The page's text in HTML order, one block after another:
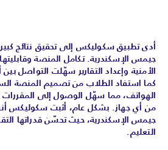
أدى تطبيق سكوليكس إلى تحقيق نتائج
جيمس الإسكندرية. تكامل المنصة وقابليتها
الأمنية وإعداد التقارير سهّلت التواصل بين
كما استفاد الطلاب من تصميم المنصة
الهواتف، مما سهّل الوصول إلى المقررات
من أي جهاز. بشكل عام، أثبت سكوليكس أنه
جيمس الإسكندرية، حيث تحسّن قدراتها
التعليم.